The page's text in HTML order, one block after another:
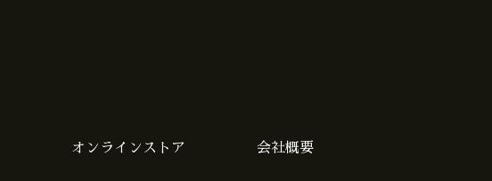
オンラインストア 会社概要